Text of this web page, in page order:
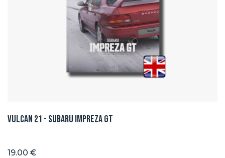
Vulcan 21 - Subaru Impreza GT
19.00 €